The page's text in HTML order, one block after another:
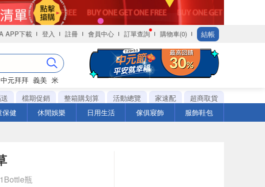
APP下載 登入 註冊 會員中心 訂單查詢 購物車(0) 結帳
中元拜拜 義美 米
檔期促銷 整箱購划算 活動總覽 家速配
超商取貨
保健 休閒娛樂 日用生活 傢俱寢飾 服飾鞋包
瓶